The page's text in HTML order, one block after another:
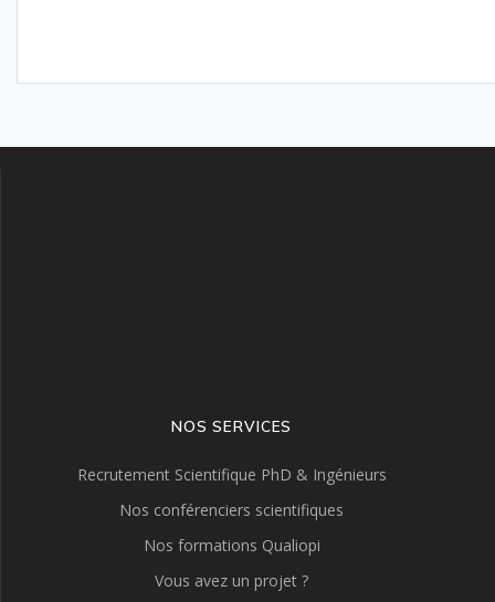
NOS SERVICES
Recrutement Scientifique PhD & Ingénieurs
Nos conférenciers scientifiques
Nos formations Qualiopi
Vous avez un projet ?